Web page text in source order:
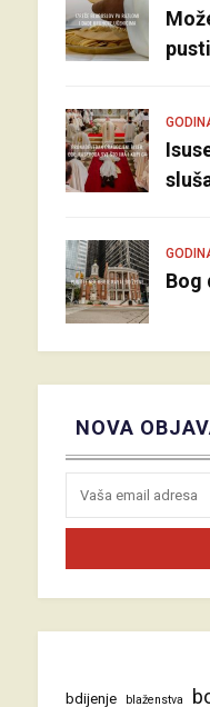
Bog
NOVA
bdijenje blaženstva